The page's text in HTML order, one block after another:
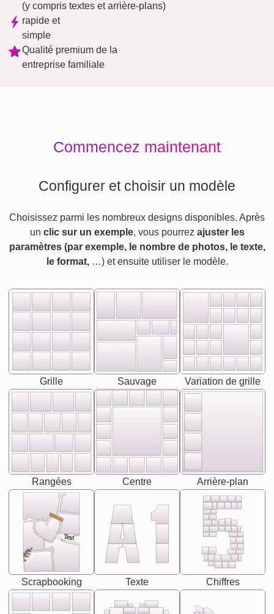
(y compris textes et arrière-plans)
rapide et
simple
Qualité premium de la
entreprise familiale
Commencez maintenant
Configurer et choisir un modèle
Choisissez parmi les nombreux designs disponibles. Après
un clic sur un exemple, vous pourrez ajuster les
paramètres (par exemple, le nombre de photos, le texte,
le format,…) et ensuite utiliser le modèle.
Grille Sauvage Variation de grille
Rangées Centre Arrière-plan
Text
Scrapbooking Texte Chiffres